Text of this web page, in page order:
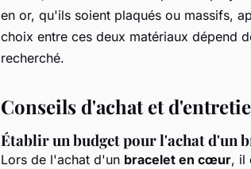
en or, qu'ils soient plaqués ou massifs,
choix entre ces deux matériaux dépend
recherché.
Conseils d'achat et
Établir un budget pour l'achat d'un
Lors de l'achat d'un bracelet en cœur, il